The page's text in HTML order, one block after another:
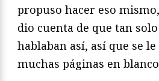
propuso hacer eso
dio cuenta de que tan
hablaban así, así que se
muchas páginas en